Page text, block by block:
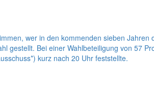
wer in den kommenden sieben
gestellt. Bei einer Wahlbeteiligung von 57
kurz nach 20 Uhr feststellte.